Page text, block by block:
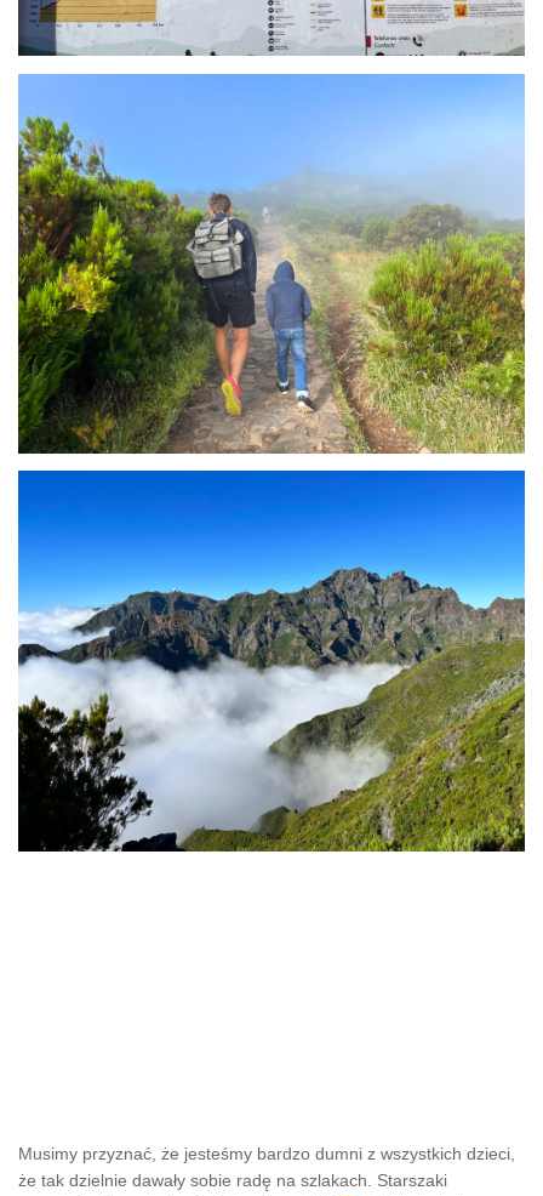
Musimy przyznać, że jesteśmy bardzo dumni z wszystkich dzieci,
że tak dzielnie dawały sobie radę na szlakach. Starszaki